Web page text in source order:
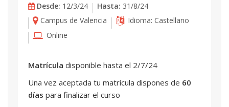
Desde: 12/3/24 Hasta: 31/8/24
Campus de Valencia
Idioma: Castellano
Online
Matrícula disponible hasta el 2/7/24
Una vez aceptada tu matrícula dispones de 60
días para finalizar el curso